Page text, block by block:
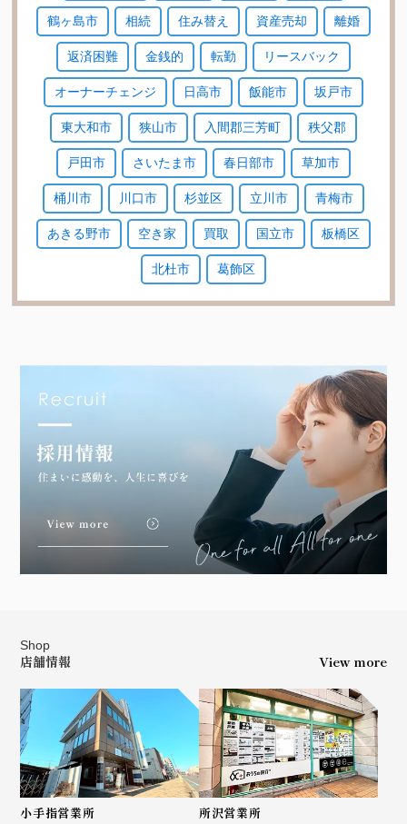
鶴ヶ島市 相続 住み替え 資産売却 離婚
返済困難 金銭的 転勤 リースバック
オーナーチェンジ 日高市 飯能市 坂戸市
東大和市 狭山市 入間郡三芳町 秩父郡
戸田市 さいたま市 春日部市 草加市
桶川市 川口市 杉並区 立川市 青梅市
あきる野市 空き家 買取 国立市 板橋区
北杜市 葛飾区
Shop
店舗情報 View more
小手指営業所 所沢営業所